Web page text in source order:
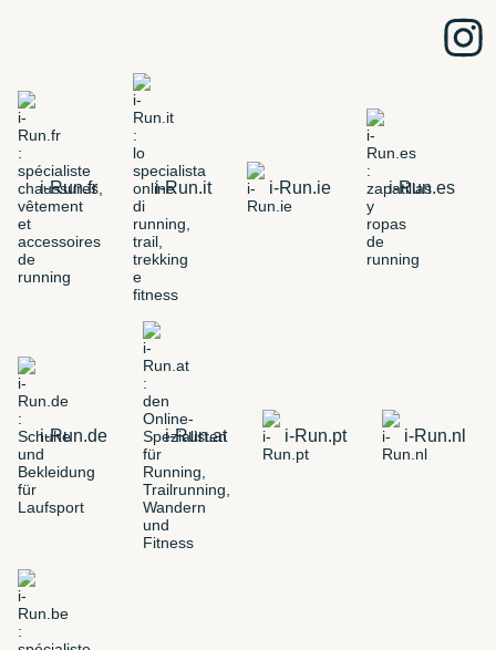
i-Run.fr i-Run.it i-Run.ie i-Run.es
i-Run.de i-Run.at i-Run.pt i-Run.nl